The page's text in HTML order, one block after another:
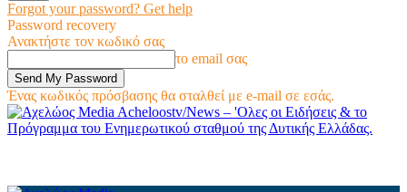
Forgot your password? Get help
Password recovery
Ανακτήστε τον κωδικό σας
το email σας
Ένας κωδικός πρόσβασης θα σταλθεί με e-mail σε εσάς.
Acheloostv/News – 'Ολες οι Ειδήσεις & το
Πρόγραμμα του Ενημερωτικού σταθμού της Δυτικής Ελλάδας.